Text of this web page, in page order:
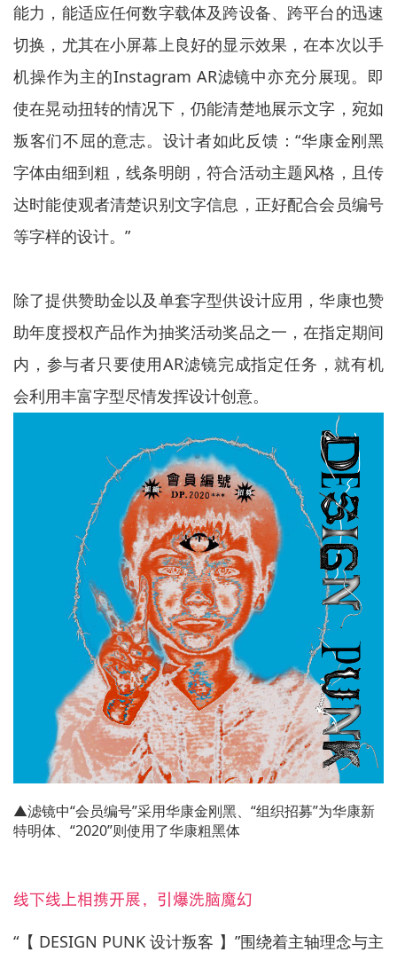
能力，能适应任何数字载体及跨设备、跨平台的迅速
切换，尤其在小屏幕上良好的显示效果，在本次以手
机操作为主的Instagram AR滤镜中亦充分展现。即
使在晃动扭转的情况下，仍能清楚地展示文字，宛如
叛客们不屈的意志。设计者如此反馈：“华康金刚黑
字体由细到粗，线条明朗，符合活动主题风格，且传
达时能使观者清楚识别文字信息，正好配合会员编号
等字样的设计。”
除了提供赞助金以及单套字型供设计应用，华康也赞
助年度授权产品作为抽奖活动奖品之一，在指定期间
内，参与者只要使用AR滤镜完成指定任务，就有机
会利用丰富字型尽情发挥设计创意。
▲滤镜中“会员编号”采用华康金刚黑、“组织招募”为华康新
特明体、“2020”则使用了华康粗黑体
线下线上相携开展，引爆洗脑魔幻
“【 DESIGN PUNK 设计叛客 】”围绕着主轴理念与主